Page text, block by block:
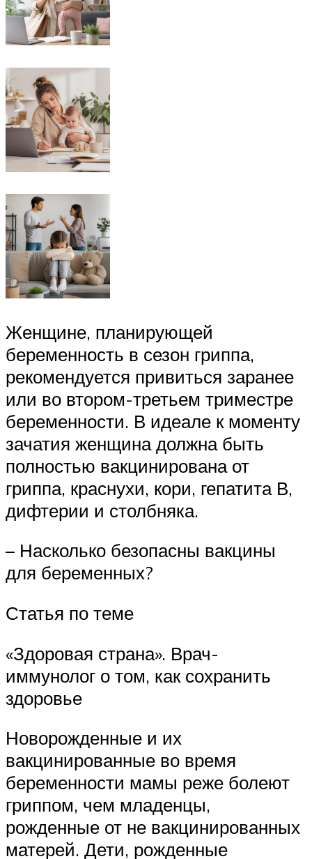
Женщине, планирующей
беременность в сезон гриппа,
рекомендуется привиться заранее
или во втором-третьем триместре
беременности. В идеале к моменту
зачатия женщина должна быть
полностью вакцинирована от
гриппа, краснухи, кори, гепатита В,
дифтерии и столбняка.
– Насколько безопасны вакцины
для беременных?
Статья по теме
«Здоровая страна». Врач-
иммунолог о том, как сохранить
здоровье
Новорожденные и их
вакцинированные во время
беременности мамы реже болеют
гриппом, чем младенцы,
рожденные от не вакцинированных
матерей. Дети, рожденные